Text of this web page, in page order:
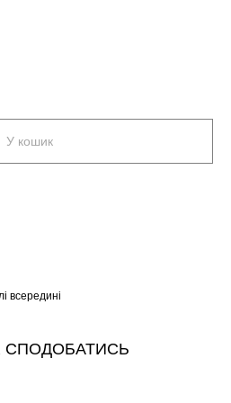
У кошик
всередині
СПОДОБАТИСЬ